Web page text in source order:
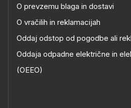
O prevzemu blaga in dostavi
O vračilih in reklamacijah
Oddaj odstop od pogodbe ali
Oddaja odpadne električne in
(OEEO)